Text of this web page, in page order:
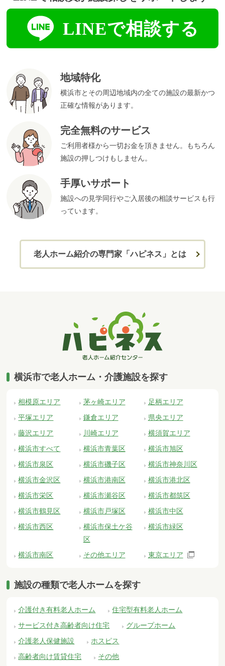
地域特化
横浜市とその周辺地域内の全ての施設の最新かつ
正確な情報があります。
完全無料のサービス
ご利用者様から一切お金を頂きません。もちろん
施設の押しつけもしません。
手厚いサポート
施設への見学同行やご入居後の相談サービスも行
っています。
老人ホーム紹介の専門家「ハピネス」とは
横浜市で老人ホーム・介護施設を探す
相模原エリア 茅ヶ崎エリア
足柄エリア
平塚エリア
鎌倉エリア
県央エリア
藤沢エリア
川崎エリア
横須賀エリア
横浜市すべて
横浜市青葉区
横浜市旭区
横浜市泉区
横浜市磯子区
横浜市神奈川区
横浜市金沢区
横浜市港南区
横浜市港北区
横浜市栄区
横浜市瀬谷区
横浜市都筑区
横浜市鶴見区
横浜市戸塚区
横浜市中区
横浜市西区
横浜市保土ケ谷
区
横浜市緑区
横浜市南区 その他エリア 東京エリア
施設の種類で老人ホームを探す
介護付き有料老人ホーム
住宅型有料老人ホーム
サービス付き高齢者向け住宅
グループホーム
介護老人保健施設
ホスピス
高齢者向け賃貸住宅
その他